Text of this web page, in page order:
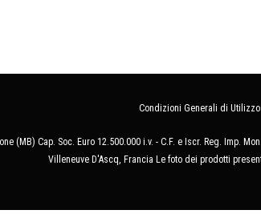
Condizioni Generali di Utilizzo
(MB) Cap. Soc. Euro 12.500.000 i.v. - C.F. e Iscr. Reg. Imp.
Villeneuve D'Ascq, Francia Le foto dei prodotti